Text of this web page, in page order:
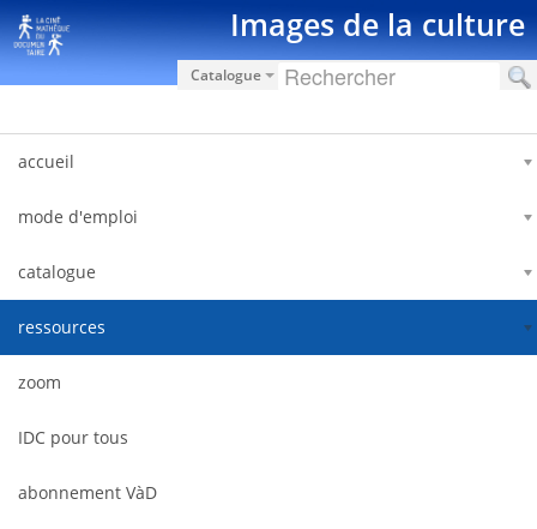
Saut au contenu Images de la culture
Catalogue
accueil
mode d'emploi
catalogue
ressources
zoom
IDC pour tous
abonnement VàD